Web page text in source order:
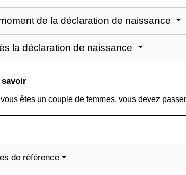
de la déclaration de naissance
la déclaration de naissance
savoir
êtes un couple de femmes, vous devez
de référence